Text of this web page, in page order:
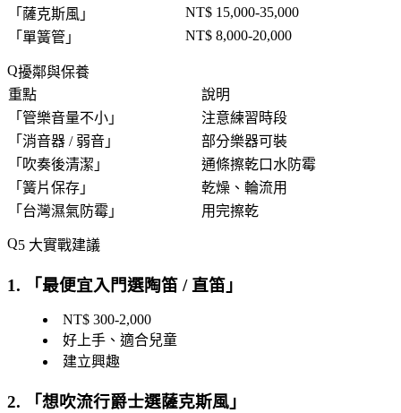
「 薩克斯風 」
NT$ 15,000-35,000
「 單簧管 」 NT$ 8,000-20,000
擾鄰與保養
重點
說明
「 管樂音量不小 」
注意練習時段
「 消音器 / 弱音 」
部分樂器可裝
「 吹奏後清潔 」
通條擦乾口水防霉
「 簧片保存 」
乾燥、輪流用
「 台灣濕氣防霉 」 用完擦乾
5 大實戰建議
1. 「最便宜入門選陶笛 / 直笛 」
NT$ 300-2,000
好上手、適合兒童
建立興趣
2. 「想吹流行爵士選薩克斯風 」